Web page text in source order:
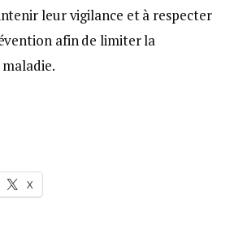
leur vigilance et à respecter
afin de limiter la
X